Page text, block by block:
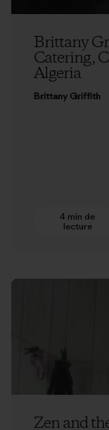
Brittany
Catering,
Algeria
Brittany Griffith
4 min de
lecture
Zen and